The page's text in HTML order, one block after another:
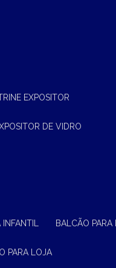
EXPOSITOR
DE VIDRO
BALCÃO
PARA LOJA